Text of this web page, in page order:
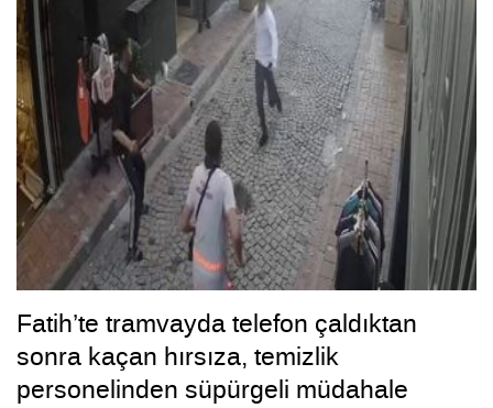
Fatih’te tramvayda telefon çaldıktan
sonra kaçan hırsıza, temizlik
personelinden süpürgeli müdahale